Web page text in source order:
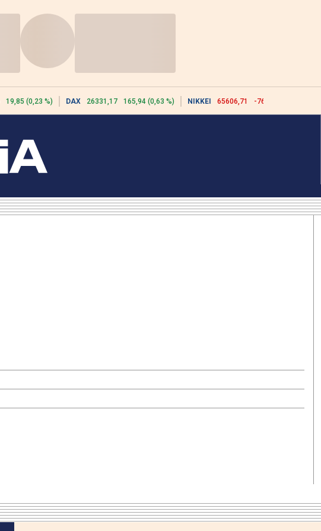
19,85 (0,23 %) DAX 26331,17 165,94 (0,63 %) NIKKEI 65606,71 -76,55 (-0,12 %)